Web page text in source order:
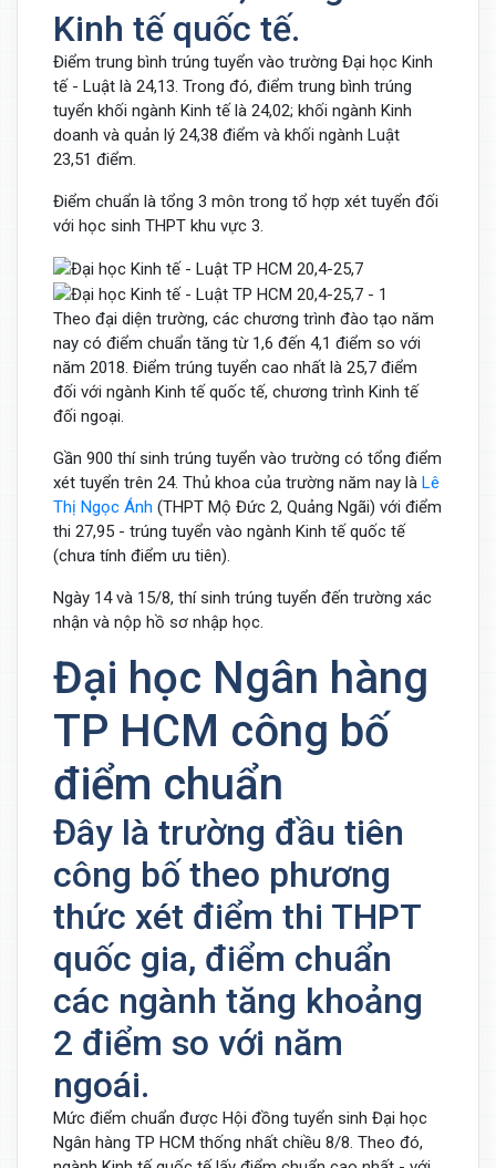
Kinh tế quốc tế.
Điểm trung bình trúng tuyển vào trường Đại học Kinh
tế - Luật là 24,13. Trong đó, điểm trung bình trúng
tuyển khối ngành Kinh tế là 24,02; khối ngành Kinh
doanh và quản lý 24,38 điểm và khối ngành Luật
23,51 điểm.
Điểm chuẩn là tổng 3 môn trong tổ hợp xét tuyển đối
với học sinh THPT khu vực 3.
Theo đại diện trường, các chương trình đào tạo năm
nay có điểm chuẩn tăng từ 1,6 đến 4,1 điểm so với
năm 2018. Điểm trúng tuyển cao nhất là 25,7 điểm
đối với ngành Kinh tế quốc tế, chương trình Kinh tế
đối ngoại.
Gần 900 thí sinh trúng tuyển vào trường có tổng điểm
xét tuyển trên 24. Thủ khoa của trường năm nay là Lê
Thị Ngọc Ánh (THPT Mộ Đức 2, Quảng Ngãi) với điểm
thi 27,95 - trúng tuyển vào ngành Kinh tế quốc tế
(chưa tính điểm ưu tiên).
Ngày 14 và 15/8, thí sinh trúng tuyển đến trường xác
nhận và nộp hồ sơ nhập học.
Đại học Ngân hàng
TP HCM công bố
điểm chuẩn
Đây là trường đầu tiên
công bố theo phương
thức xét điểm thi THPT
quốc gia, điểm chuẩn
các ngành tăng khoảng
2 điểm so với năm
ngoái.
Mức điểm chuẩn được Hội đồng tuyển sinh Đại học
Ngân hàng TP HCM thống nhất chiều 8/8. Theo đó,